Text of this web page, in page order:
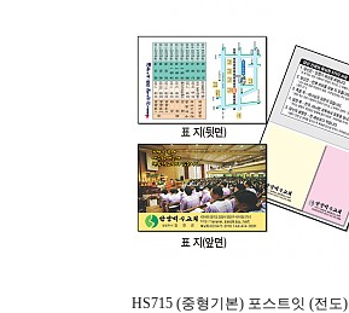
HS715 (중형기본) 포스트잇 (전도)